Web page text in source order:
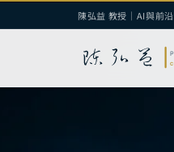
陳弘益 教授｜AI與前